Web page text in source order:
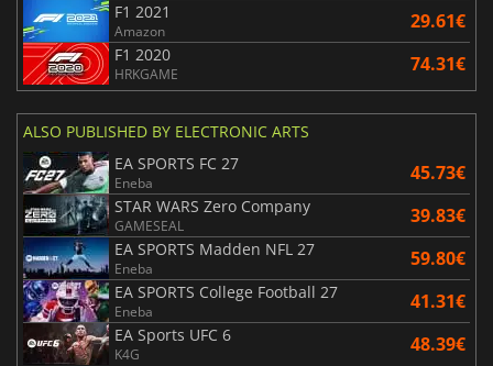
F1 2021
Amazon 29.61€
F1 2020
HRKGAME 74.31€
ALSO PUBLISHED BY ELECTRONIC ARTS
EA SPORTS FC 27
Eneba 45.73€
STAR WARS Zero Company
GAMESEAL 39.83€
EA SPORTS Madden NFL 27
Eneba 59.80€
EA SPORTS College Football 27
Eneba 41.31€
EA Sports UFC 6
K4G 48.39€